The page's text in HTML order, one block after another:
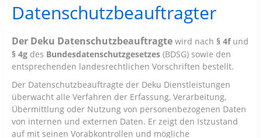
Datenschutzbeauftragter
Der Deku Datenschutzbeauftragtewird nach § 4fund
§ 4gdes Bundesdatenschutzgesetzes(BDSG) sowie den
entsprechenden landesrechtlichen Vorschriften bestellt.
Der Datenschutzbeauftragte der Deku Dienstleistungen
überwacht alle Verfahren der Erfassung, Verarbeitung,
Übermittlung oder Nutzung von personenbezogenen Daten
von internen und externen Daten. Er zeigt den Istzustand
auf mit seinen Vorabkontrollen und mögliche